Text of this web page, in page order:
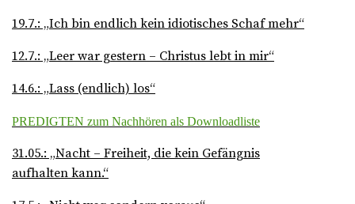
19.7.: „Ich bin endlich kein idiotisches Schaf mehr“
12.7.: „Leer war gestern – Christus lebt in mir“
14.6.: „Lass (endlich) los“
PREDIGTEN zum Nachhören als Downloadliste
31.05.: „Nacht – Freiheit, die kein Gefängnis
aufhalten kann.“